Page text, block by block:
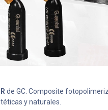
de GC. Composite
y naturales.